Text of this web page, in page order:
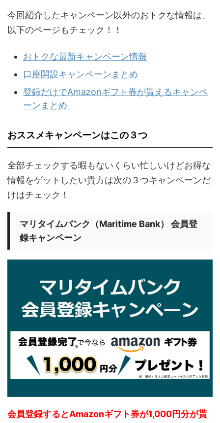
今回紹介したキャンペーン以外のおトクな情報は、
以下のページもチェック！！
おトクな最新キャンペーン情報
口座開設キャンペーンまとめ
登録だけでAmazonギフト券が貰えるキャンペ
ーンまとめ
おススメキャンペーンはこの３つ
全部チェックする暇もないくらい忙しいけどお得な
情報をゲットしたい貴方は次の３つキャンペーンだ
けはチェック！
マリタイムバンク（Maritime Bank） 会員登
録キャンペーン
会員登録するとAmazonギフト券が1,000円分が貰